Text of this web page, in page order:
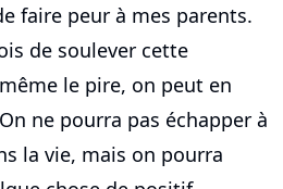
faire peur à mes parents.
de soulever cette
le pire, on peut en
ne pourra pas échapper à
la vie, mais on pourra